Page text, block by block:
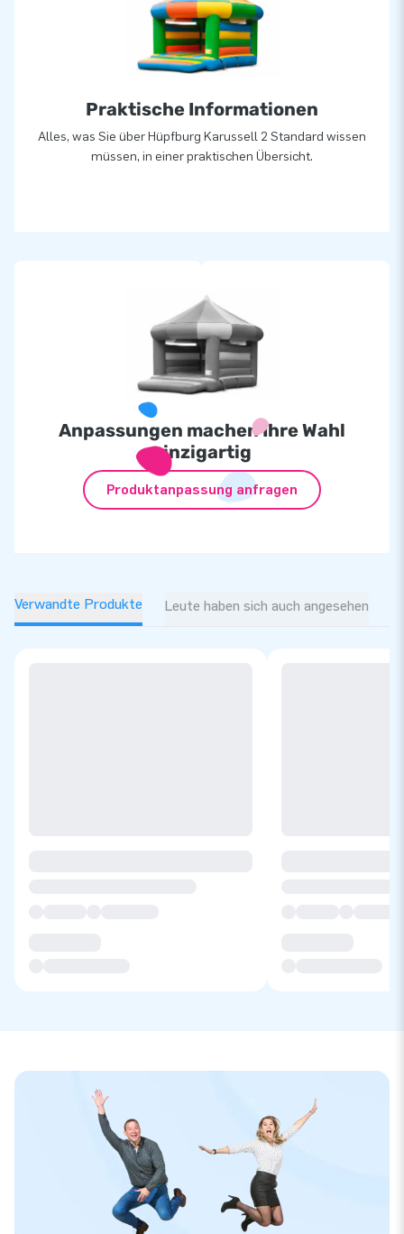
Praktische Informationen
Alles, was Sie über Hüpfburg Karussell 2 Standard wissen
müssen, in einer praktischen Übersicht.
Anpassungen machen Ihre Wahl
einzigartig
Produktanpassung anfragen
Verwandte Produkte Leute haben sich auch angesehen